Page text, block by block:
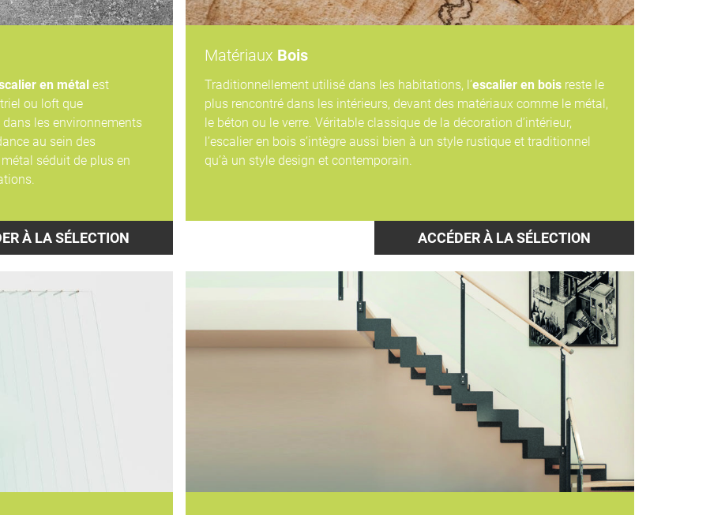
en métal est
ou loft que
les environnements
au sein des
séduit de plus en
À LA SÉLECTION
Matériaux Bois
Traditionnellement utilisé dans les habitations, l’escalier en bois reste le
plus rencontré dans les intérieurs, devant des matériaux comme le métal,
le béton ou le verre. Véritable classique de la décoration d’intérieur,
l’escalier en bois s’intègre aussi bien à un style rustique et traditionnel
qu’à un style design et contemporain.
ACCÉDER À LA SÉLECTION